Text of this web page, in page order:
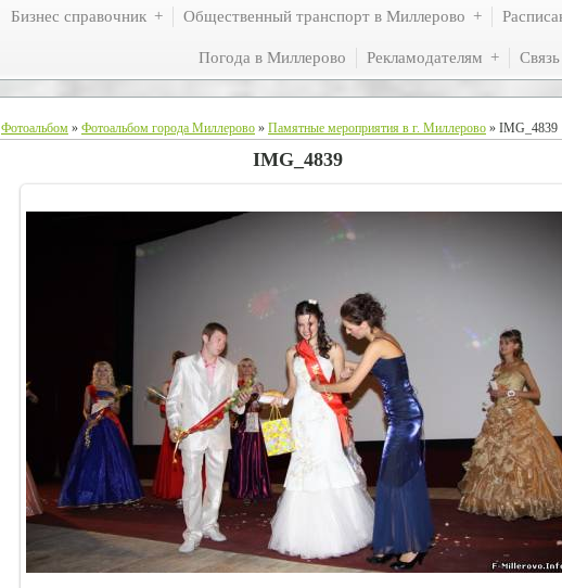
Бизнес справочник Общественный транспорт в Миллерово
Погода в Миллерово Рекламодателям
Фотоальбом » Фотоальбом города Миллерово » Памятные мероприятия в г. Миллерово » IMG_4839
IMG_4839